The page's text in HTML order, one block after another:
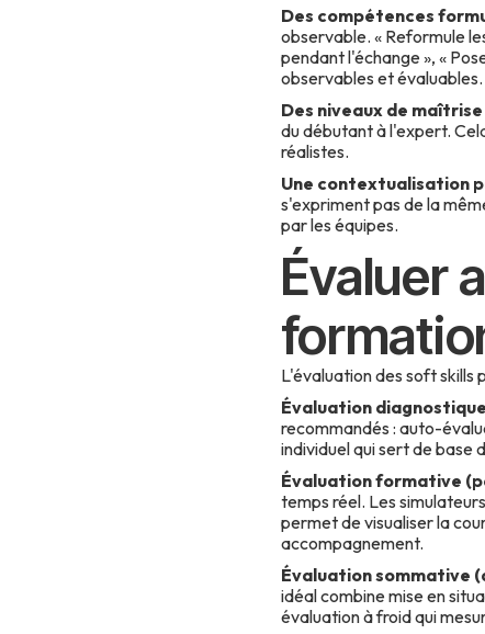
Des compétences
observable. « Reformule
pendant l'échange », «
observables et évaluables.
Des niveaux de
du débutant à l'expert.
réalistes.
Une contextualisation
s'expriment pas de la
par les équipes.
Évaluer
L'évaluation des soft skills
Évaluation
recommandés : auto-
individuel qui sert de base
Évaluation formative
temps réel. Les
permet de visualiser la
accompagnement.
Évaluation sommative
idéal combine mise en
évaluation à froid qui